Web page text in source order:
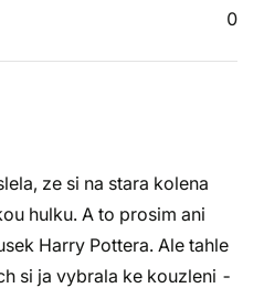
0
ze si na stara kolena
hulku. A to prosim ani
Harry Pottera. Ale tahle
si ja vybrala ke kouzleni -